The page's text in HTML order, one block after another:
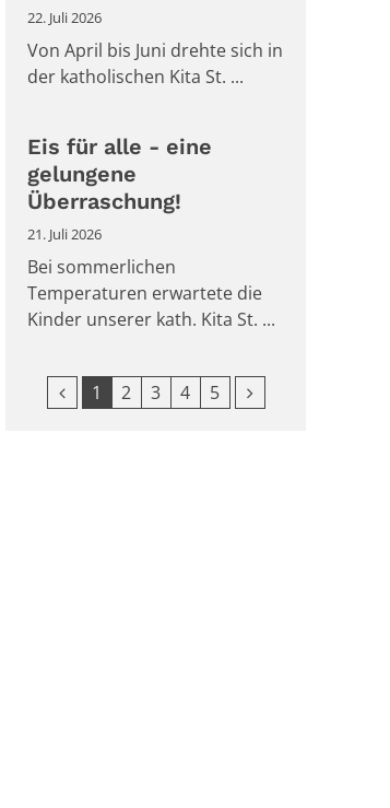
22. Juli 2026
Von April bis Juni drehte sich in
der katholischen Kita St. ...
Eis für alle - eine
gelungene
Überraschung!
21. Juli 2026
Bei sommerlichen
Temperaturen erwartete die
Kinder unserer kath. Kita St. ...
Vorherige Seite
1 2 3 4 5 Nächste Seite